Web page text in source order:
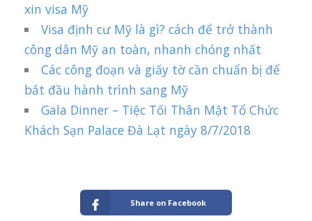
xin visa Mỹ
Visa định cư Mỹ là gì? cách để trở thành
công dân Mỹ an toàn, nhanh chóng nhất
Các công đoạn và giấy tờ cần chuẩn bị để
bắt đầu hành trình sang Mỹ
Gala Dinner – Tiệc Tối Thân Mật Tổ Chức
Khách Sạn Palace Đà Lạt ngày 8/7/2018
Share on Facebook